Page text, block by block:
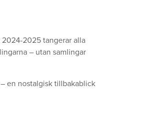
2025 tangerar alla
– utan samlingar
en nostalgisk tillbakablick